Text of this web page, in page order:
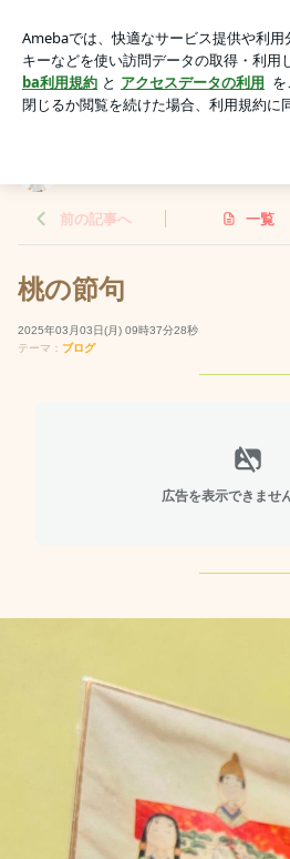
アプリをダウンロードして ブログの更
ょう。
前の記事へ 一覧
桃の節句
2025年03月03日(月) 09時37分28秒
テーマ： ブログ
広告を表示できませ